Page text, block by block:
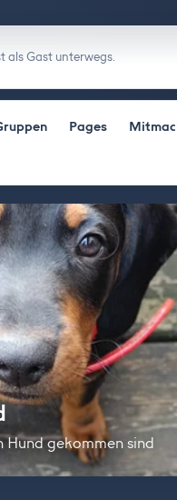
als Gast unterwegs.
Pages
Hund gekommen sind